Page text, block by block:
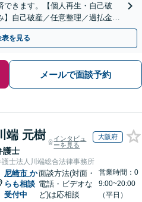
できます。【個人再生・自己破
】自己破産／任意整理／過払金返
して相談ください！
表を見る
メールで面談予約
端 元樹
護士
インタビュ
ーを見る
大阪府
護士法人川端総合法律事務所
尼崎市 か
らも相談
受付中
面談方法(対面・
電話・ビデオな
ど)は応相談
営業時間：0
9:00~20:00
（平日）